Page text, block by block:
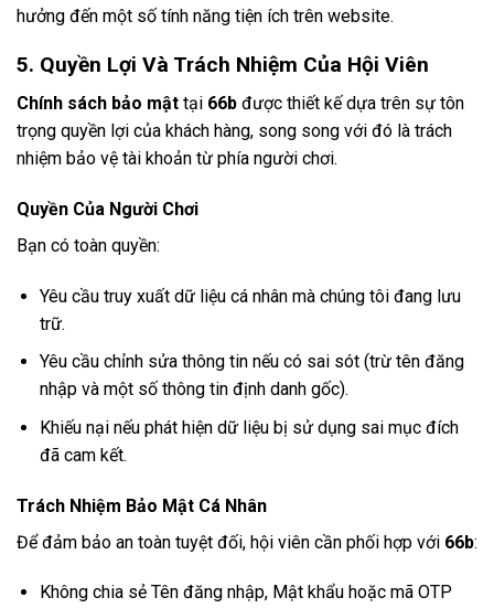
hưởng đến một số tính năng tiện ích trên website.
5. Quyền Lợi Và Trách Nhiệm Của Hội Viên
Chính sách bảo mật tại 66b được thiết kế dựa trên sự tôn
trọng quyền lợi của khách hàng, song song với đó là trách
nhiệm bảo vệ tài khoản từ phía người chơi.
Quyền Của Người Chơi
Bạn có toàn quyền:
Yêu cầu truy xuất dữ liệu cá nhân mà chúng tôi đang lưu
trữ.
Yêu cầu chỉnh sửa thông tin nếu có sai sót (trừ tên đăng
nhập và một số thông tin định danh gốc).
Khiếu nại nếu phát hiện dữ liệu bị sử dụng sai mục đích
đã cam kết.
Trách Nhiệm Bảo Mật Cá Nhân
Để đảm bảo an toàn tuyệt đối, hội viên cần phối hợp với 66b:
Không chia sẻ Tên đăng nhập, Mật khẩu hoặc mã OTP